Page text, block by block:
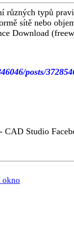
různých typů
sítě nebo
Download
posts/
- CAD Studio
okno